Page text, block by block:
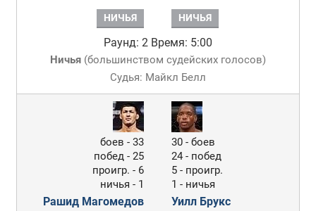
НИЧЬЯ НИЧЬЯ
Раунд: 2 Время: 5:00
Ничья(большинством судейских голосов)
Судья: Майкл Белл
боев - 33
побед - 25
проигр. - 6
ничья - 1
Рашид Магомедов
30 - боев
24 - побед
5 - проигр.
1 - ничья
Уилл Брукс